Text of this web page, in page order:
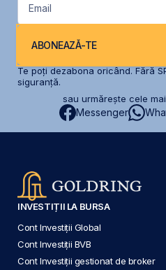
Email
ABONEAZĂ-TE
Te poți dezabona oricând. Fără
siguranță.
sau urmărește cele
Messenger
INVESTIȚII LA BURSA
Cont Investiții Global
Cont Investiții BVB
Cont Investiții gestionat de broker